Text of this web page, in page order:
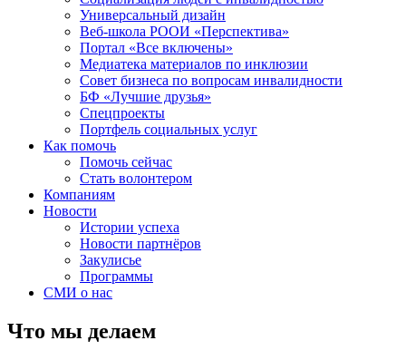
Универсальный дизайн
Веб-школа РООИ «Перспектива»
Портал «Все включены»
Медиатека материалов по инклюзии
Совет бизнеса по вопросам инвалидности
БФ «Лучшие друзья»
Спецпроекты
Портфель социальных услуг
Как помочь
Помочь сейчас
Стать волонтером
Компаниям
Новости
Истории успеха
Новости партнёров
Закулисье
Программы
СМИ о нас
Что мы делаем